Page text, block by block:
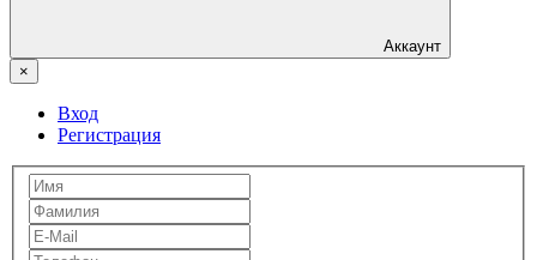
Аккаунт
×
Вход
Регистрация